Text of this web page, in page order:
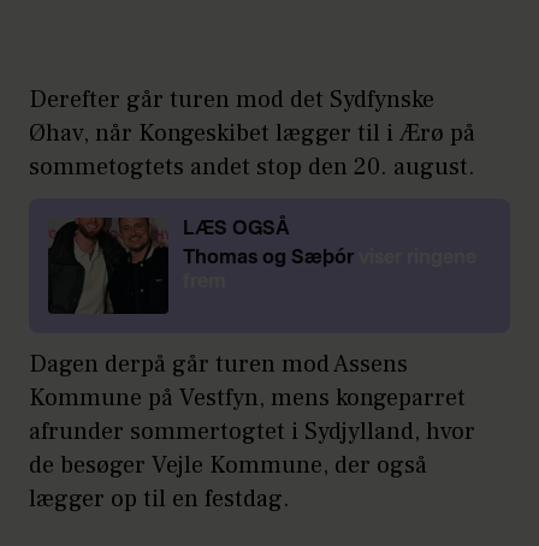
Derefter går turen mod det Sydfynske
Øhav, når Kongeskibet lægger til i Ærø på
sommetogtets andet stop den 20. august.
LÆS OGSÅ
Thomas og Sæþór
Dagen derpå går turen mod Assens
Kommune på Vestfyn, mens kongeparret
afrunder sommertogtet i Sydjylland, hvor
de besøger Vejle Kommune, der også
lægger op til en festdag.